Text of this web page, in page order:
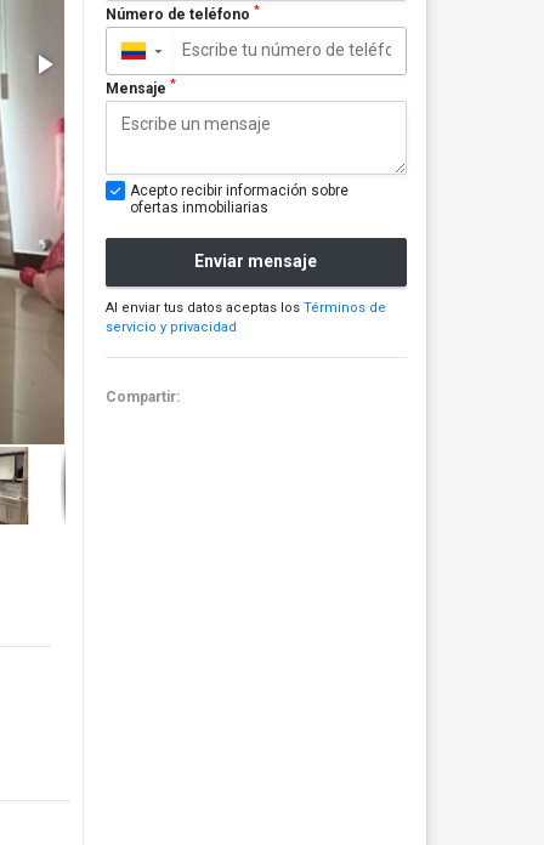
Número de teléfono *
▼
Mensaje *
Acepto recibir información sobre
ofertas inmobiliarias
Enviar mensaje
Al enviar tus datos aceptas los Términos de
servicio y privacidad
Compartir: